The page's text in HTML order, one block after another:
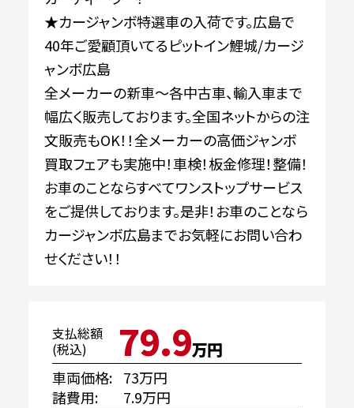
★カージャンボ特選車の入荷です。広島で
40年ご愛顧頂いてるピットイン鯉城/カージ
ャンボ広島
全メーカーの新車～各中古車、輸入車まで
幅広く販売しております。全国ネットからの注
文販売もOK！！全メーカーの高価ジャンボ
買取フェアも実施中！車検！板金修理！整備！
お車のことならすべてワンストップサービス
をご提供しております。是非！お車のことなら
カージャンボ広島までお気軽にお問い合わ
せください！！
支払総額
(税込)
79.9万円
車両価格
73万円
諸費用
7.9万円